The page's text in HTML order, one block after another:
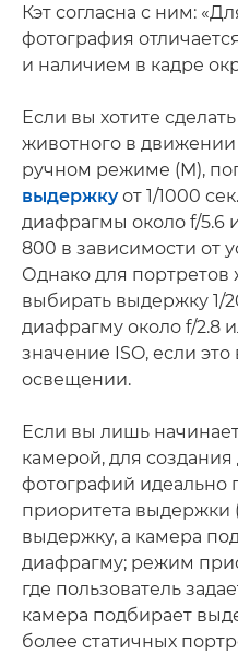
Кэт согласна с ним:
фотография
и наличием в кадре
Если вы хотите
животного в движении
ручном режиме (M),
выдержкуот 1/1000
диафрагмы около f/5.6
800 в зависимости от
Однако для
выбирать выдержку 1/
диафрагму около f/2.8
значение ISO, если
освещении.
Если вы лишь
камерой, для
фотографий идеально
приоритета выдержки
выдержку, а камера
диафрагму; режим
где пользователь
камера подбирает
более статичных